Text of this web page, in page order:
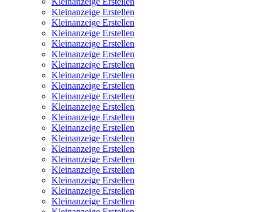
Kleinanzeige Erstellen
Kleinanzeige Erstellen
Kleinanzeige Erstellen
Kleinanzeige Erstellen
Kleinanzeige Erstellen
Kleinanzeige Erstellen
Kleinanzeige Erstellen
Kleinanzeige Erstellen
Kleinanzeige Erstellen
Kleinanzeige Erstellen
Kleinanzeige Erstellen
Kleinanzeige Erstellen
Kleinanzeige Erstellen
Kleinanzeige Erstellen
Kleinanzeige Erstellen
Kleinanzeige Erstellen
Kleinanzeige Erstellen
Kleinanzeige Erstellen
Kleinanzeige Erstellen